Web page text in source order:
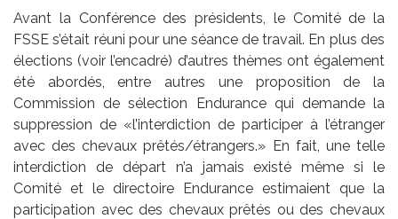
Avant la Conférence des présidents, le Comité de la
FSSE s’était réuni pour une séance de travail. En plus des
élections (voir l’encadré) d’autres thèmes ont également
été abordés, entre autres une proposition de la
Commission de sélection Endurance qui demande la
suppression de «l’interdiction de participer à l’étranger
avec des chevaux prêtés/étrangers.» En fait, une telle
interdiction de départ n’a jamais existé même si le
Comité et le directoire Endurance estimaient que la
participation avec des chevaux prêtés ou des chevaux